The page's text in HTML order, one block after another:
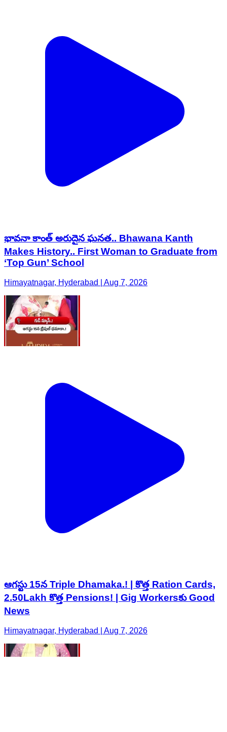
భావనా కాంత్ అరుదైన ఘనత.. Bhawana Kanth
Makes History.. First Woman to Graduate from
‘Top Gun’ School
Himayatnagar, Hyderabad | Aug 7, 2026
ఆగస్టు 15న Triple Dhamaka.! | కొత్త Ration Cards,
2.50Lakh కొత్త Pensions! | Gig Workersకు Good
News
Himayatnagar, Hyderabad | Aug 7, 2026